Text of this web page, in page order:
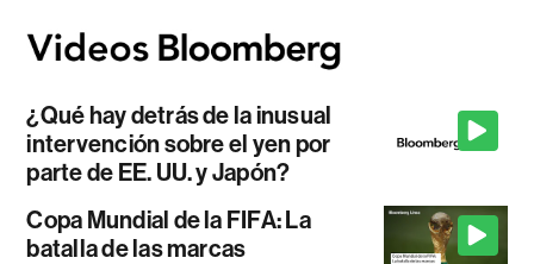
¿Qué hay detrás de la inusual
intervención sobre el yen por
parte de EE. UU. y Japón?
Copa Mundial de la FIFA: La
batalla de las marcas